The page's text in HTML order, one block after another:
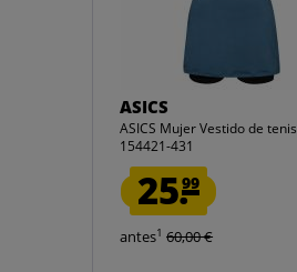
ASICS
ASICS Mujer Vestido de tenis
154421-431
25.99
antes1 60,00 €